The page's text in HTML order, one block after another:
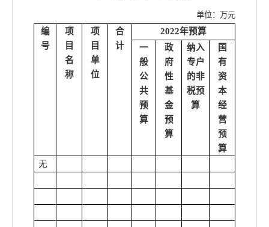
单位：万元
编
号
项
目
名
称
项
目
单
位
合
计
2022年预算
一
般
公
共
预
算
政
府
性
基
金
预
算
纳入
专户
的非
税预
算
国
有
资
本
经
营
预
算
无